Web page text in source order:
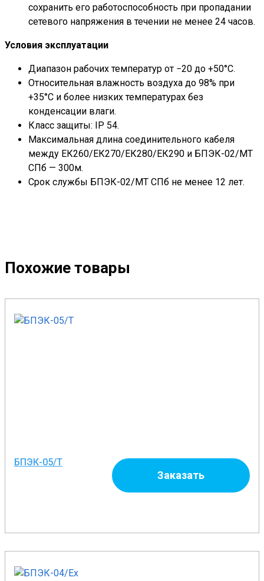
сохранить его работоспособность при пропадании
сетевого напряжения в течении не менее 24 часов.
Условия эксплуатации
Диапазон рабочих температур от −20 до +50°С.
Относительная влажность воздуха до 98% при
+35°С и более низких температурах без
конденсации влаги.
Класс защиты: IP 54.
Максимальная длина соединительного кабеля
между ЕК260/ЕК270/ЕК280/ЕК290 и БПЭК-02/МТ
СПб — 300м.
Срок службы БПЭК-02/МТ СПб не менее 12 лет.
Похожие товары
БПЭК-05/Т
Заказать